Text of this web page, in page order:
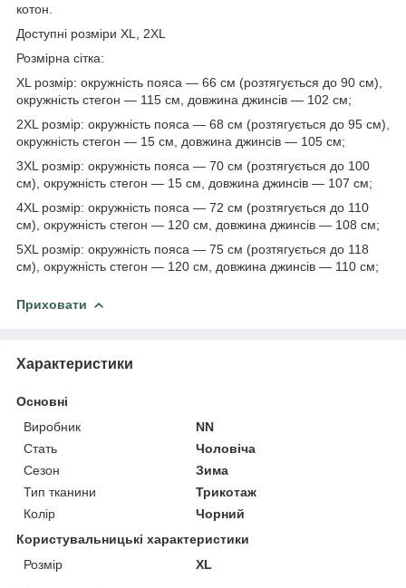
котон.
Доступні розміри XL, 2XL
Розмірна сітка:
XL розмір: окружність пояса — 66 см (розтягується до 90 см),
окружність стегон — 115 см, довжина джинсів — 102 см;
2XL розмір: окружність пояса — 68 см (розтягується до 95 см),
окружність стегон — 15 см, довжина джинсів — 105 см;
3XL розмір: окружність пояса — 70 см (розтягується до 100
см), окружність стегон — 15 см, довжина джинсів — 107 см;
4XL розмір: окружність пояса — 72 см (розтягується до 110
см), окружність стегон — 120 см, довжина джинсів — 108 см;
5XL розмір: окружність пояса — 75 см (розтягується до 118
см), окружність стегон — 120 см, довжина джинсів — 110 см;
Приховати
Характеристики
Основні
Виробник
NN
Стать
Чоловіча
Сезон
Зима
Тип тканини
Трикотаж
Колір
Чорний
Користувальницькі характеристики
Розмір
XL